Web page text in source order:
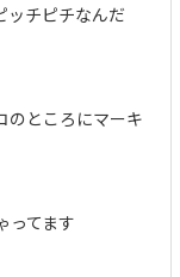
ッチピチなんだ
のところにマーキ
ってます